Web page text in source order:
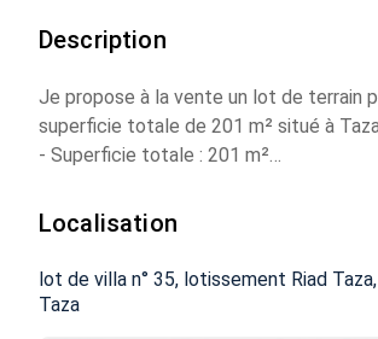
Description
Je propose à la vente un lot de terrain
superficie totale de 201 m² situé à
- Superficie totale : 201 m²
contacter.
Localisation
lot de villa n° 35, lotissement Riad
Taza